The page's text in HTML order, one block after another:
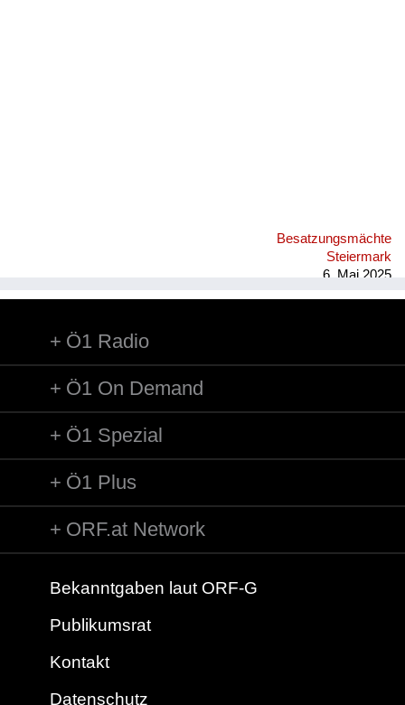
Besatzungsmächte
Steiermark
6. Mai 2025
Ö1 Radio
Ö1 On Demand
Ö1 Spezial
Ö1 Plus
ORF.at Network
Bekanntgaben laut ORF-G
Publikumsrat
Kontakt
Datenschutz